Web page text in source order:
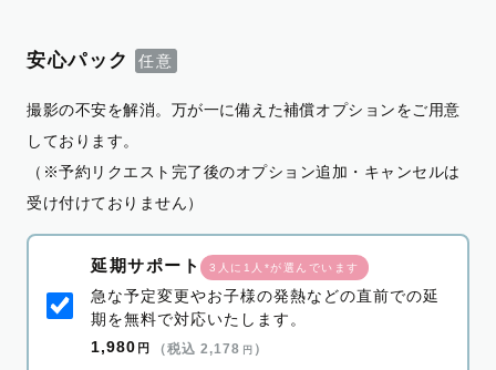
安心パック
撮影の不安を解消。万が一に備えた補償オプションをご用意
しております。
（※予約リクエスト完了後のオプション追加・キャンセルは
受け付けておりません）
延期サポート 3人に1人*が選んでいます
急な予定変更やお子様の発熱などの直前での延
期を無料で対応いたします。
1,980 円 （税込 2,178 円 ）